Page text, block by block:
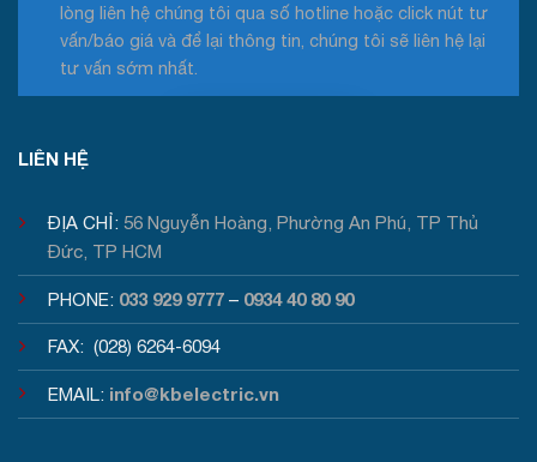
lòng liên hệ chúng tôi qua số hotline hoặc click nút tư
vấn/báo giá và để lại thông tin, chúng tôi sẽ liên hệ lại
tư vấn sớm nhất.
LIÊN HỆ
ĐỊA CHỈ: 56 Nguyễn Hoàng, Phường An Phú, TP Thủ
Đức, TP HCM
PHONE: 033 929 9777 – 0934 40 80 90
FAX: (028) 6264-6094
EMAIL: info@kbelectric.vn